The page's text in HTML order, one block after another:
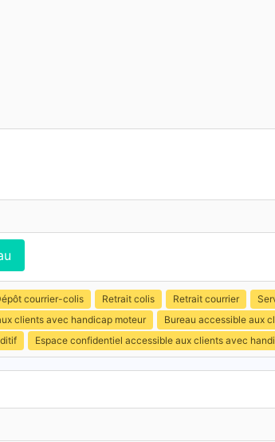
courrier-colis Retrait colis Retrait courrier
clients avec handicap moteur
Bureau accessible aux
Espace confidentiel accessible aux clients avec